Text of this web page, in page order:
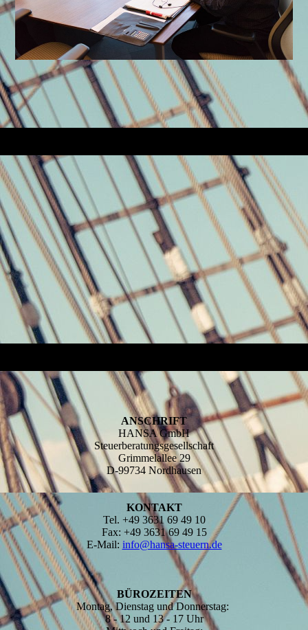
ANSCHRIFT
HANSA GmbH
Steuerberatungsgesellschaft
Grimmelallee 29
D-99734 Nordhausen
KONTAKT
Tel. +49 3631 69 49 10
Fax: +49 3631 69 49 15
E-Mail: info@hansa-steuern.de
BÜROZEITEN
Montag, Dienstag und Donnerstag:
8 - 12 und 13 - 17 Uhr